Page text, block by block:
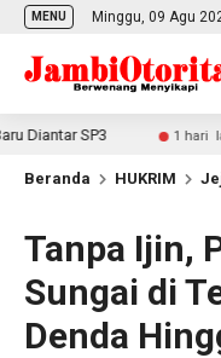
MENU Minggu, 09 Agu
SP3 1 hari lalu
Beranda HUKRIM
Tanpa Ijin,
Sungai di
Denda